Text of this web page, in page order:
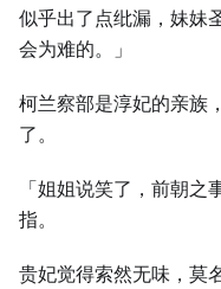
似乎出了点纰漏，妹妹
会为难的。」
柯兰察部是淳妃的亲族
了。
「姐姐说笑了，前朝
指。
贵妃觉得索然无味，莫